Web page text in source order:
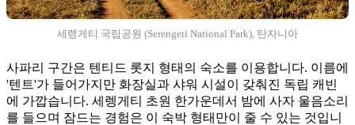
세렝게티 국립공원 (Serengeti National Park), 탄자니아
사파리 구간은 텐티드 롯지 형태의 숙소를 이용합니다. 이름에
'텐트'가 들어가지만 화장실과 샤워 시설이 갖춰진 독립 캐빈
에 가깝습니다. 세렝게티 초원 한가운데서 밤에 사자 울음소리
를 들으며 잠드는 경험은 이 숙박 형태만이 줄 수 있는 것입니